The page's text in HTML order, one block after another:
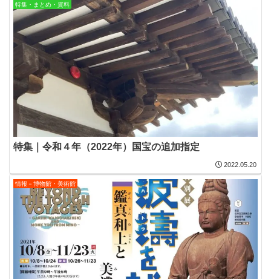
特集・まとめ・資料
特集｜令和４年（2022年）国宝の追加指定
2022.05.20
情報－博物館・美術館